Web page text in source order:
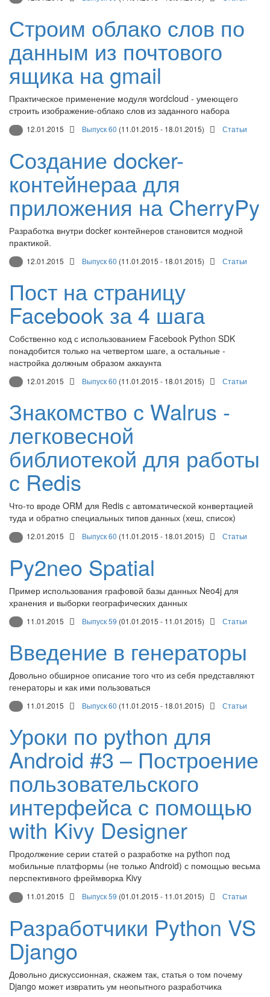
Строим облако слов по
данным из почтового
ящика на gmail
Практическое применение модуля wordcloud - умеющего
строить изображение-облако слов из заданного набора
12.01.2015 Выпуск 60 (11.01.2015 - 18.01.2015) Статьи
Создание docker-
контейнераа для
приложения на CherryPy
Разработка внутри docker контейнеров становится модной
практикой.
12.01.2015 Выпуск 60 (11.01.2015 - 18.01.2015) Статьи
Пост на страницу
Facebook за 4 шага
Собственно код с использованием Facebook Python SDK
понадобится только на четвертом шаге, а остальные -
настройка должным образом аккаунта
12.01.2015 Выпуск 60 (11.01.2015 - 18.01.2015) Статьи
Знакомство с Walrus -
легковесной
библиотекой для работы
с Redis
Что-то вроде ORM для Redis с автоматической конвертацией
туда и обратно специальных типов данных (хеш, список)
12.01.2015 Выпуск 60 (11.01.2015 - 18.01.2015) Статьи
Py2neo Spatial
Пример использования графовой базы данных Neo4j для
хранения и выборки географических данных
11.01.2015 Выпуск 59 (01.01.2015 - 11.01.2015) Статьи
Введение в генераторы
Довольно обширное описание того что из себя представляют
генераторы и как ими пользоваться
11.01.2015 Выпуск 60 (11.01.2015 - 18.01.2015) Статьи
Уроки по python для
Android #3 – Построение
пользовательского
интерфейса с помощью
with Kivy Designer
Продолжение серии статей о разработке на python под
мобильные платформы (не только Android) с помощью весьма
перспективного фреймворка Kivy
11.01.2015 Выпуск 59 (01.01.2015 - 11.01.2015) Статьи
Разработчики Python VS
Django
Довольно дискуссионная, скажем так, статья о том почему
Django может извратить ум неопытного разработчика